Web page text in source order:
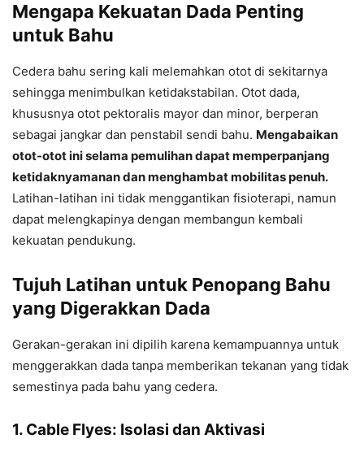
Mengapa Kekuatan Dada Penting
untuk Bahu
Cedera bahu sering kali melemahkan otot di sekitarnya
sehingga menimbulkan ketidakstabilan. Otot dada,
khususnya otot pektoralis mayor dan minor, berperan
sebagai jangkar dan penstabil sendi bahu. Mengabaikan
otot-otot ini selama pemulihan dapat memperpanjang
ketidaknyamanan dan menghambat mobilitas penuh.
Latihan-latihan ini tidak menggantikan fisioterapi, namun
dapat melengkapinya dengan membangun kembali
kekuatan pendukung.
Tujuh Latihan untuk Penopang Bahu
yang Digerakkan Dada
Gerakan-gerakan ini dipilih karena kemampuannya untuk
menggerakkan dada tanpa memberikan tekanan yang tidak
semestinya pada bahu yang cedera.
1. Cable Flyes: Isolasi dan Aktivasi